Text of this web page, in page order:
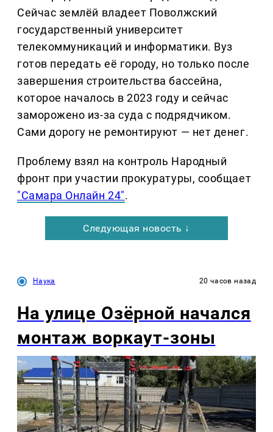
Сейчас землёй владеет Поволжский
государственный университет
телекоммуникаций и информатики. Вуз
готов передать её городу, но только после
завершения строительства бассейна,
которое началось в 2023 году и сейчас
заморожено из-за суда с подрядчиком.
Сами дорогу не ремонтируют — нет денег.
Проблему взял на контроль Народный
фронт при участии прокуратуры, сообщает
"Самара Онлайн 24".
Следующая новость ↓
Наука 20 часов назад
На улице Озëрной начался
монтаж воркаут-зоны